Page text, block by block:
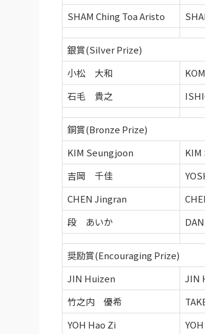
SHAM Ching Toa Aristo
銀賞(Silver Prize)
小松 大和
石毛 貴之
銅賞(Bronze Prize)
KIM Seungjoon
KIM
吉岡 千佳
CHEN Jingran
段 あいか
奨励賞(Encouraging Prize)
JIN Huizen
JIN
竹之内 優希
YOH Hao Zi